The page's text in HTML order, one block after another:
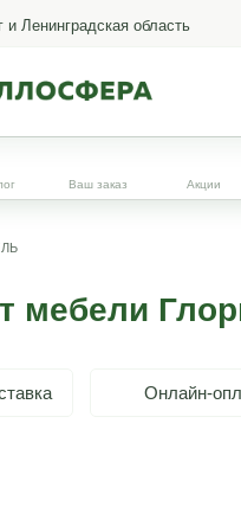
и Ленинградская область
Ваш заказ Акции
мебели
Онлайн-